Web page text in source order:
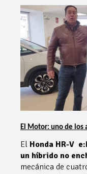
El Motor: uno de los
El Honda HR-V
un híbrido no
mecánica de